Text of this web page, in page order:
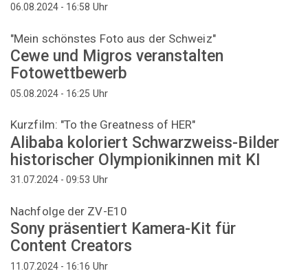
06.08.2024 - 16:58 Uhr
"Mein schönstes Foto aus der Schweiz"
Cewe und Migros veranstalten
Fotowettbewerb
05.08.2024 - 16:25 Uhr
Kurzfilm: "To the Greatness of HER"
Alibaba koloriert Schwarzweiss-Bilder
historischer Olympionikinnen mit KI
31.07.2024 - 09:53 Uhr
Nachfolge der ZV-E10
Sony präsentiert Kamera-Kit für
Content Creators
11.07.2024 - 16:16 Uhr